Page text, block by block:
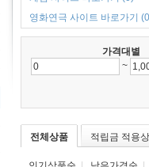
영화연극 사이트 바로가기
가격대별
~
전체상품 적립금 적용